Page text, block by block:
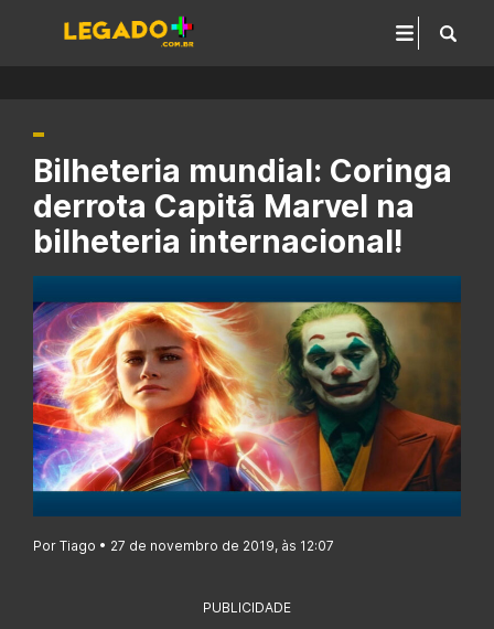
Bilheteria mundial: Coringa
derrota Capitã Marvel na
bilheteria internacional!
Por Tiago • 27 de novembro de 2019, às 12:07
PUBLICIDADE